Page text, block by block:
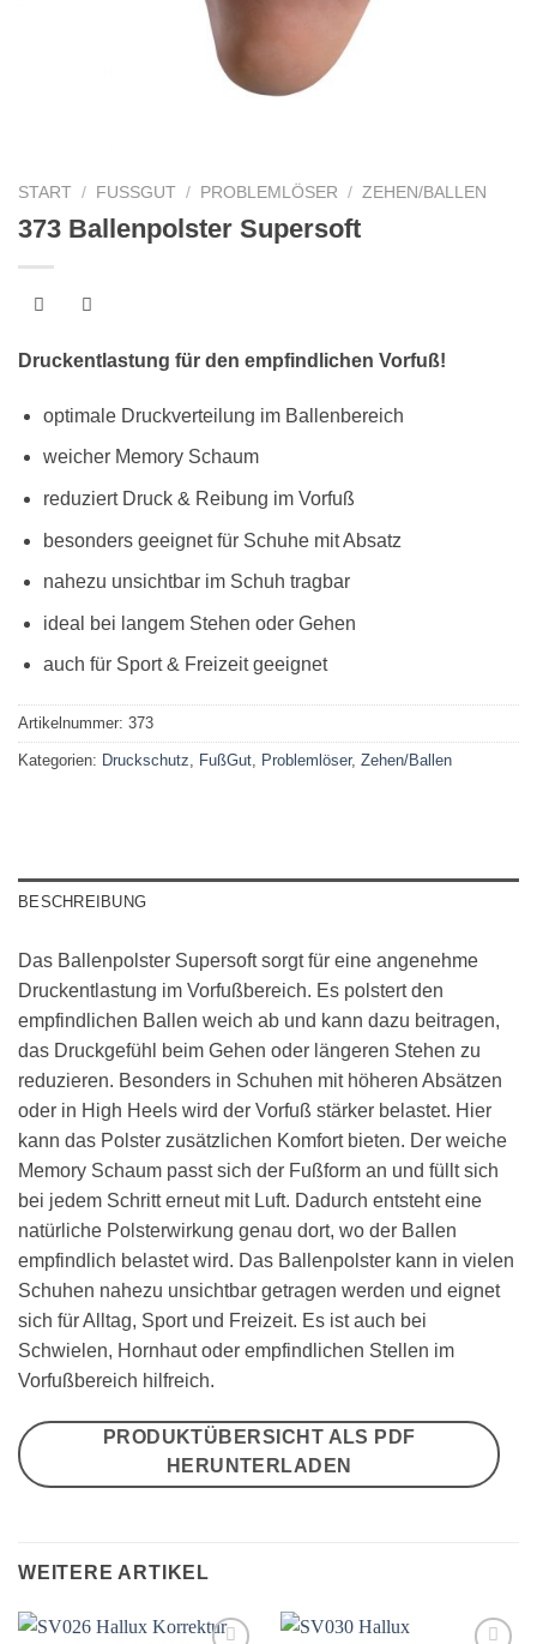
START / FUSSGUT / PROBLEMLÖSER / ZEHEN/BALLEN
373 Ballenpolster Supersoft
Druckentlastung für den empfindlichen Vorfuß!
optimale Druckverteilung im Ballenbereich
weicher Memory Schaum
reduziert Druck & Reibung im Vorfuß
besonders geeignet für Schuhe mit Absatz
nahezu unsichtbar im Schuh tragbar
ideal bei langem Stehen oder Gehen
auch für Sport & Freizeit geeignet
Artikelnummer: 373
Kategorien: Druckschutz, FußGut, Problemlöser, Zehen/Ballen
BESCHREIBUNG
Das Ballenpolster Supersoft sorgt für eine angenehme
Druckentlastung im Vorfußbereich. Es polstert den
empfindlichen Ballen weich ab und kann dazu beitragen,
das Druckgefühl beim Gehen oder längeren Stehen zu
reduzieren. Besonders in Schuhen mit höheren Absätzen
oder in High Heels wird der Vorfuß stärker belastet. Hier
kann das Polster zusätzlichen Komfort bieten. Der weiche
Memory Schaum passt sich der Fußform an und füllt sich
bei jedem Schritt erneut mit Luft. Dadurch entsteht eine
natürliche Polsterwirkung genau dort, wo der Ballen
empfindlich belastet wird. Das Ballenpolster kann in vielen
Schuhen nahezu unsichtbar getragen werden und eignet
sich für Alltag, Sport und Freizeit. Es ist auch bei
Schwielen, Hornhaut oder empfindlichen Stellen im
Vorfußbereich hilfreich.
PRODUKTÜBERSICHT ALS PDF
HERUNTERLADEN
WEITERE ARTIKEL